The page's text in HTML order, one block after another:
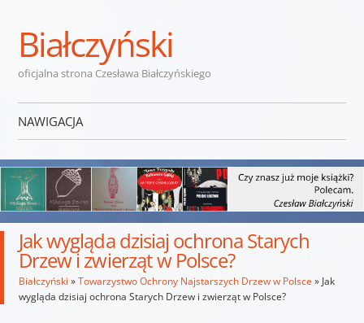
Białczyński
oficjalna strona Czesława Białczyńskiego
NAWIGACJA
Jak wygląda dzisiaj ochrona Starych
Drzew i zwierząt w Polsce?
Białczyński »Towarzystwo Ochrony Najstarszych Drzew w Polsce » Jak
wygląda dzisiaj ochrona Starych Drzew i zwierząt w Polsce?